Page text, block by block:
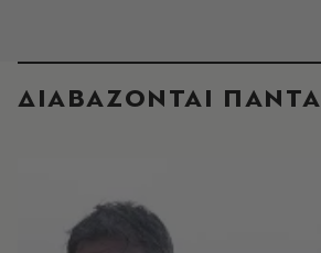
ΔΙΑΒΑΖΟΝΤΑΙ ΠΑΝΤΑ